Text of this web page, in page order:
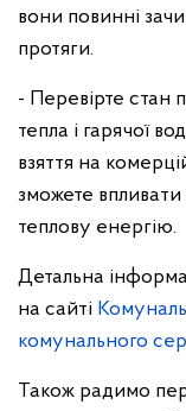
вони повинні
протяги.
- Перевірте стан
тепла і гарячої
взяття на
зможете
теплову енергію.
Детальна
на сайті
комунального
Також радимо